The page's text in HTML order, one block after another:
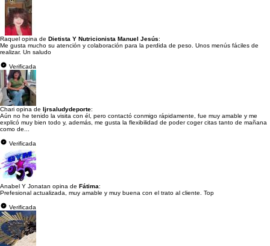
Raquel opina de Dietista Y Nutricionista Manuel Jesús:
Me gusta mucho su atención y colaboración para la perdida de peso. Unos menús fáciles de
realizar. Un saludo
Verificada
Chari opina de Ijrsaludydeporte:
Aún no he tenido la visita con él, pero contactó conmigo rápidamente, fue muy amable y me
explicó muy bien todo y, además, me gusta la flexibilidad de poder coger citas tanto de mañana
como de...
Verificada
Anabel Y Jonatan opina de Fátima:
Prefesional actualizada, muy amable y muy buena con el trato al cliente. Top
Verificada